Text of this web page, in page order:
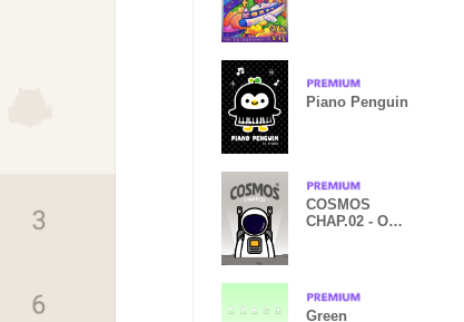
Piano Penguin
COSMOS
CHAP.02 - OUT
Green